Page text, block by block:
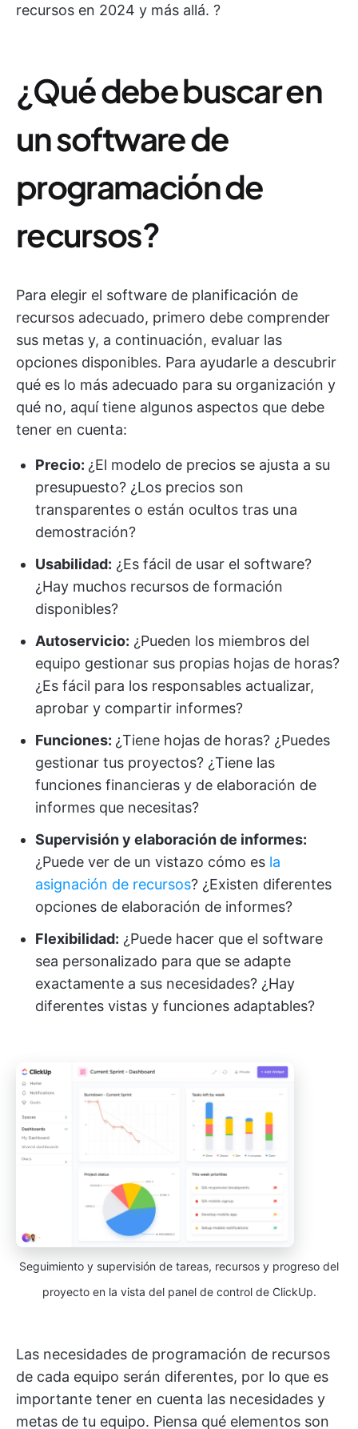
recursos en 2024 y más allá. ?
¿Qué debe buscar en
un software de
programación de
recursos?
Para elegir el software de planificación de
recursos adecuado, primero debe comprender
sus metas y, a continuación, evaluar las
opciones disponibles. Para ayudarle a descubrir
qué es lo más adecuado para su organización y
qué no, aquí tiene algunos aspectos que debe
tener en cuenta:
Precio: ¿El modelo de precios se ajusta a su
presupuesto? ¿Los precios son
transparentes o están ocultos tras una
demostración?
Usabilidad: ¿Es fácil de usar el software?
¿Hay muchos recursos de formación
disponibles?
Autoservicio: ¿Pueden los miembros del
equipo gestionar sus propias hojas de horas?
¿Es fácil para los responsables actualizar,
aprobar y compartir informes?
Funciones: ¿Tiene hojas de horas? ¿Puedes
gestionar tus proyectos? ¿Tiene las
funciones financieras y de elaboración de
informes que necesitas?
Supervisión y elaboración de informes:
¿Puede ver de un vistazo cómo es la
asignación de recursos? ¿Existen diferentes
opciones de elaboración de informes?
Flexibilidad: ¿Puede hacer que el software
sea personalizado para que se adapte
exactamente a sus necesidades? ¿Hay
diferentes vistas y funciones adaptables?
Seguimiento y supervisión de tareas, recursos y progreso del
proyecto en la vista del panel de control de ClickUp.
Las necesidades de programación de recursos
de cada equipo serán diferentes, por lo que es
importante tener en cuenta las necesidades y
metas de tu equipo. Piensa qué elementos son